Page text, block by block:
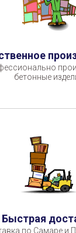
бетонные
Быстрая
по Самаре и